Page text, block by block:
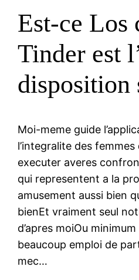
Est-ce Los
Tinder est
disposition
Moi-meme guide
l’integralite des
executer averes
qui representent a la
amusement aussi bien
bienEt vraiment seul
d’apres moiOu minimum
beaucoup emploi de
mec…